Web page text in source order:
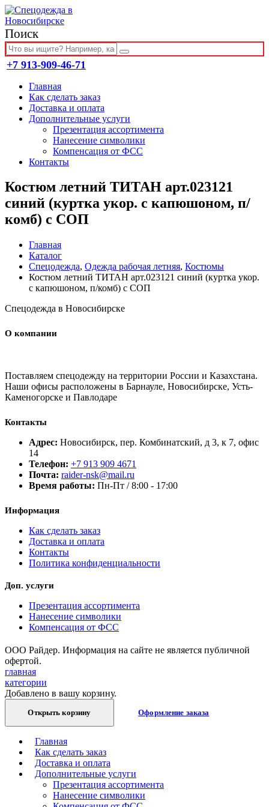
Поиск
+7 913-909-46-71
Главная
Как сделать заказ
Доставка и оплата
Дополнительные услуги
Презентация ассортимента
Нанесение символики
Компенсация от ФСС
Контакты
Костюм летний ТИТАН арт.023121
синий (куртка укор. с капюшоном, п/
комб) с СОП
Главная
Каталог
Спецодежда, Одежда рабочая летняя, Костюмы
Костюм летний ТИТАН арт.023121 синий (куртка укор.
с капюшоном, п/комб) с СОП
Спецодежда в Новосибирске
О компании
Поставляем спецодежду на территории России и Казахстана.
Наши офисы расположены в Барнауле, Новосибирске, Усть-
Каменогорске и Павлодаре
Контакты
Адрес: Новосибирск, пер. Комбинатский, д 3, к 7, офис
14
Телефон: +7 913 909 4671
Почта: raider-nsk@mail.ru
Время работы: Пн-Пт / 8:00 - 17:00
Информация
Как сделать заказ
Доставка и оплата
Контакты
Политика конфиденциальности
Доп. услуги
Презентация ассортимента
Нанесение символики
Компенсация от ФСС
ООО Райдер. Информация на сайте не является публичной
офертой.
главная
категории
Добавлено в вашу корзину.
Открыть корзину Оформление заказа
Главная
Как сделать заказ
Доставка и оплата
Дополнительные услуги
Презентация ассортимента
Нанесение символики